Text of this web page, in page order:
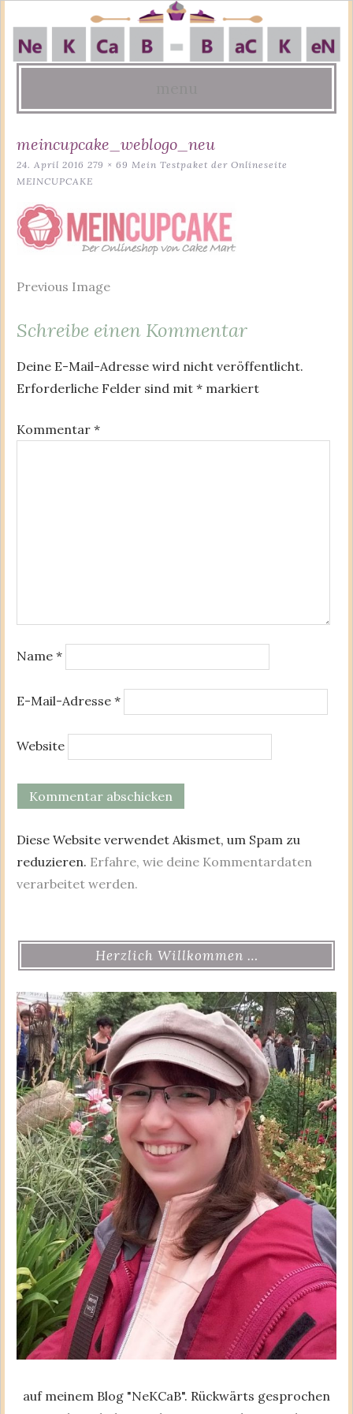
to
content
meincupcake_weblogo_neu
24. April 2016 279 × 69 Mein Testpaket der Onlineseite
MEINCUPCAKE
Previous Image
Schreibe einen Kommentar
Deine E-Mail-Adresse wird nicht veröffentlicht.
Erforderliche Felder sind mit * markiert
Kommentar *
Name *
E-Mail-Adresse *
Website
Diese Website verwendet Akismet, um Spam zu
reduzieren. Erfahre, wie deine Kommentardaten
verarbeitet werden.
Herzlich Willkommen …
auf meinem Blog "NeKCaB". Rückwärts gesprochen